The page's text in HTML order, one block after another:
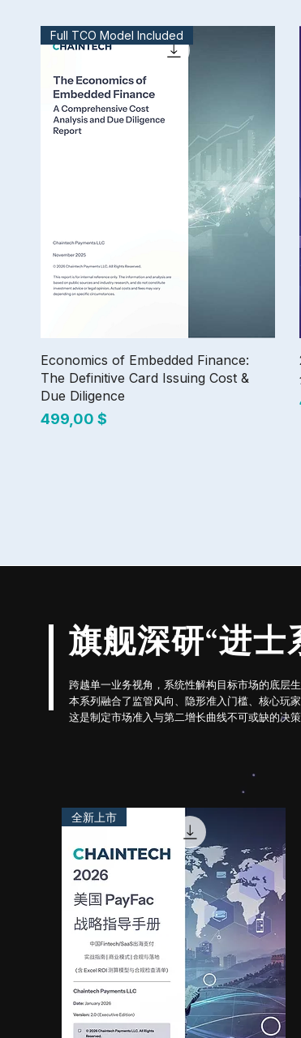
快速瀏覽
Full TCO Model Included
Economics of Embedded Finance:
The Definitive Card Issuing Cost &
Due Diligence
價格
499,00 $
旗舰深研“进士
跨越单一业务视角，系统性解构目标市场的底层生
本系列融合了监管风向、隐形准入门槛、核心玩
这是制定市场准入与第二增长曲线不可或缺的决策
全新上市